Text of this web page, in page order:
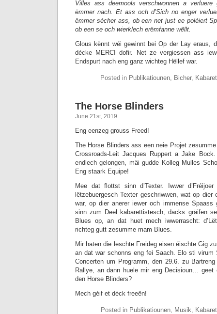
Villes ass deemools verschwonnen a verluere
ëmmer nach. Et ass och d’Sich no enger
ëmmer sécher ass, ob een net just ee poléiert
ob een se och wierklech erëmfanne wëllt.
Glous kënnt wéi gewinnt bei Op der Lay eraus,
décke MERCI dofir. Net ze vergiessen ass
Endspurt nach eng ganz wichteg Hëllef war.
Posted in Publikatiounen, Bicher, Kabaret
The Horse Blinders
June 21st, 2019
Eng eenzeg grouss Freed!
The Horse Blinders ass een neie Projet
Crossroads-Leit Jacques Ruppert a Jake
endlech gelongen, mäi gudde Kolleg Mulles
Eng staark Equipe!
Mee dat flottst sinn d’Texter. Iwwer
lëtzebuergesch Texter geschriwwen, wat op dier
war, op dier anerer iewer och immense Spaass
sinn zum Deel kabarettistesch, dacks gräifen
Blues op, an dat huet mech iwwerrascht:
richteg gutt zesumme mam Blues.
Mir haten die leschte Freideg eisen éischte Gig
an dat war schonns eng fei Saach. Elo sti virum
Concerten um Programm, den 29.6. zu
Rallye, an dann huele mir eng Decisioun… geet
den Horse Blinders?
Mech géif et déck freeën!
Posted in Publikatiounen, Musik, Kabaret